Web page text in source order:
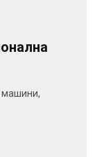
машини,